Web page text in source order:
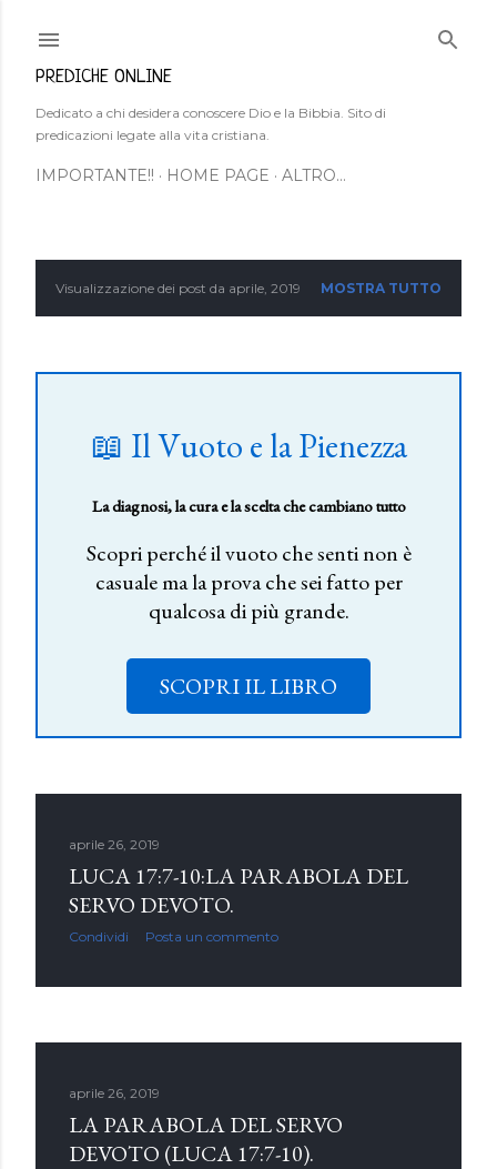
PREDICHE ONLINE
Dedicato a chi desidera conoscere Dio e la Bibbia. Sito di
predicazioni legate alla vita cristiana.
IMPORTANTE!! HOME PAGE ALTRO…
PVisualizzazione dei post da aprile, 2019 MOSTRA TUTTO
📖 Il Vuoto e la Pienezza
La diagnosi, la cura e la scelta che cambiano tutto
Scopri perché il vuoto che senti non è
casuale ma la prova che sei fatto per
qualcosa di più grande.
SCOPRI IL LIBRO
aprile 26, 2019
LUCA 17:7-10:LA PARABOLA DEL
SERVO DEVOTO.
Condividi Posta un commento
aprile 26, 2019
LA PARABOLA DEL SERVO
DEVOTO (LUCA 17:7-10).